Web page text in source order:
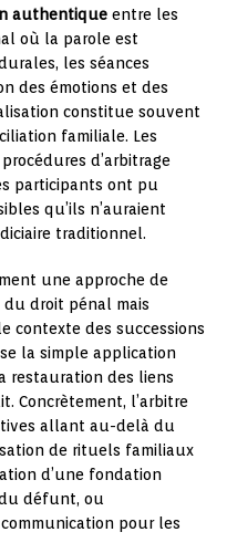
authentique entre les
où la parole est
les séances
des émotions et des
constitue souvent
familiale. Les
d’arbitrage
participants ont pu
qu’ils n’auraient
traditionnel.
une approche de
du droit pénal mais
contexte des successions
la simple application
restauration des liens
Concrètement, l’arbitre
allant au-delà du
de rituels familiaux
d’une fondation
défunt, ou
pour les